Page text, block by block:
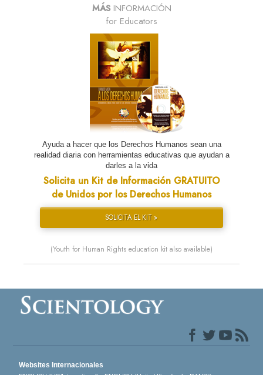
MÁSINFORMACIÓN
for Educators
Ayuda a hacer que los Derechos Humanos sean una
realidad diaria con herramientas educativas que ayudan a
darles a la vida
Solicita un Kit de Información GRATUITO
de Unidos por los Derechos Humanos
SOLICITA EL KIT »
(Youth for Human Rights education kit also available)
Websites Internacionales